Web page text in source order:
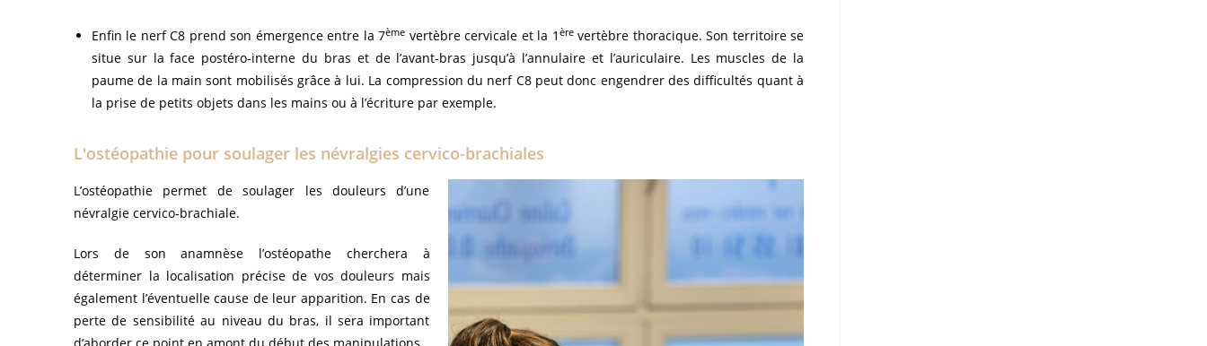
Enfin le nerf C8 prend son émergence entre la 7ème vertèbre cervicale et la 1 èrevertèbre thoracique. Son territoire se
situe sur la face postéro-interne du bras et de l’avant-bras jusqu’à l’annulaire et l’auriculaire. Les muscles de la
paume de la main sont mobilisés grâce à lui. La compression du nerf C8 peut donc engendrer des difficultés quant à
la prise de petits objets dans les mains ou à l’écriture par exemple.
L'ostéopathie pour soulager les névralgies cervico-brachiales
L’ostéopathie permet de soulager les douleurs d’une
névralgie cervico-brachiale.
Lors de son anamnèse l’ostéopathe cherchera à
déterminer la localisation précise de vos douleurs mais
également l’éventuelle cause de leur apparition. En cas de
perte de sensibilité au niveau du bras, il sera important